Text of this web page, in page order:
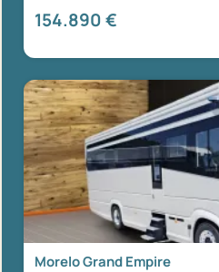
154.890 €
Morelo Grand Empire